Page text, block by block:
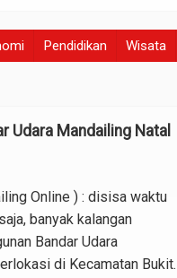
Pendidikan Wisata
Udara Mandailing Natal
Online ) : disisa waktu
banyak kalangan
Bandar Udara
di Kecamatan Bukit